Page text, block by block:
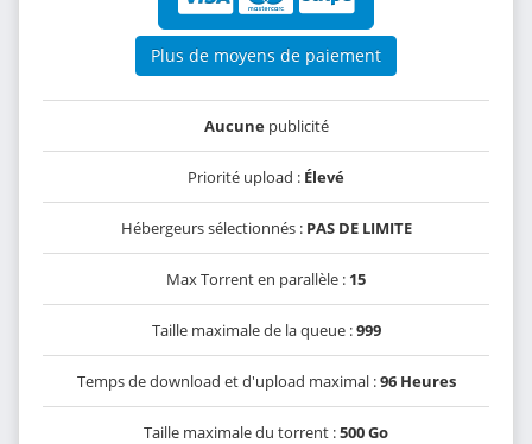
Plus de moyens de paiement
Aucunepublicité
Priorité upload : Élevé
Hébergeurs sélectionnés : PAS DE LIMITE
Max Torrent en parallèle : 15
Taille maximale de la queue :999
Temps de download et d'upload maximal :96 Heures
Taille maximale du torrent :500 Go